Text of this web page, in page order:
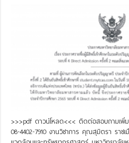
>>>pdf ดาวน์โหลด<<< ติดต่อสอบถามเพิ่
08-4402-7910 งานวิชาการ คุณสุมิตรา รา